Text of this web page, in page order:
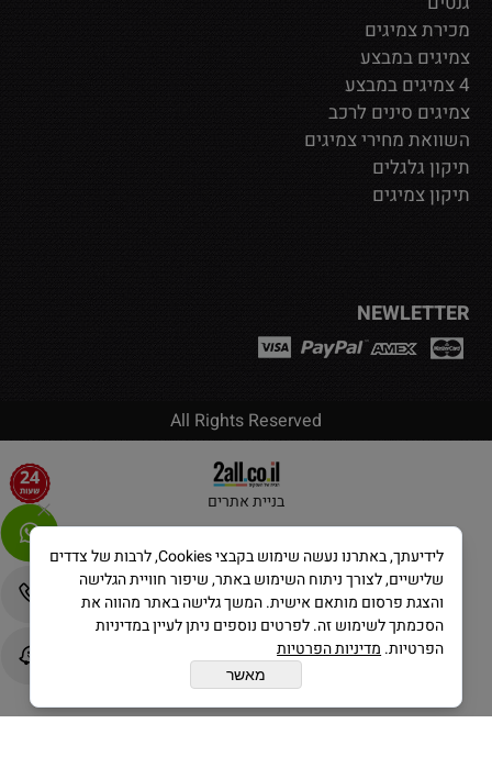
מכירת צמיגים
צמיגים במבצע
4 צמיגים במבצע
צמיגים סינים לרכב
השוואת מחירי צמיגים
תיקון גלגלים
תיקון צמיגים
NEWLETTER
All Rights Reserved
בניית אתרים
לידיעתך, באתרנו נעשה שימוש בקבצי Cookies, לרבות של צדדים
שלישיים, לצורך ניתוח השימוש באתר, שיפור חוויית הגלישה
והצגת פרסום מותאם אישית. המשך גלישה באתר מהווה את
הסכמתך לשימוש זה. לפרטים נוספים ניתן לעיין במדיניות
הפרטיות. מדיניות הפרטיות
מאשר